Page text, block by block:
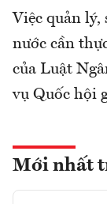
Việc quản lý,
nước cần
của Luật
vụ Quốc hội
Mới nhất